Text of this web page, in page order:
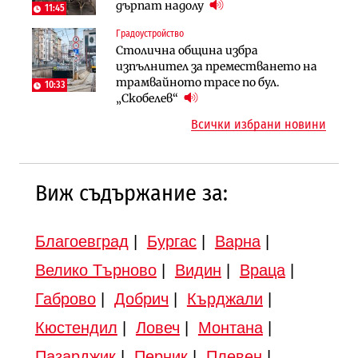
11:45
дърпат надолу
10:33
Градоустройство
Столична община избра
изпълнител за преместването на
трамвайното трасе по бул.
„Скобелев“
парцеларния план за
Търново
Градоустройство
Шест кандидата с интерес към
надзора на двете метростанции в
(Графика)
Инфраструктура
Вторият мост над Варненското
езеро става част от бъдещата
магистрала „Черно море“
Всички избрани новини
Виж съдържание за:
Благоевград Бургас| Варна|
Велико Търново| Видин Враца|
Габрово| Добрич Кърджали
Кюстендил
Ловеч Монтана|